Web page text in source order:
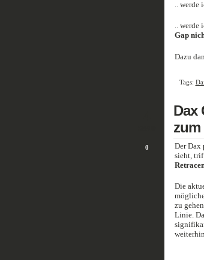
.. werde
.. werde
Gap
Dazu
Tags:
0
Dax
Der Dax
sieht,
Die
zu
Linie.